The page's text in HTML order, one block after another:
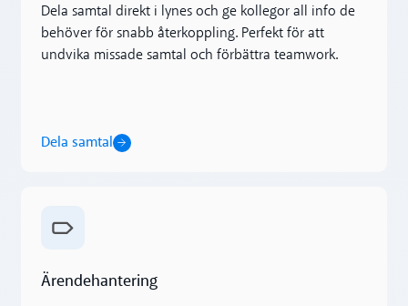
Dela samtal direkt i lynes och ge kollegor all info de
behöver för snabb återkoppling. Perfekt för att
undvika missade samtal och förbättra teamwork.
Dela samtal
Ärendehantering